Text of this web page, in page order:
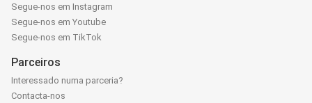
Segue-nos em Instagram
Segue-nos em Youtube
Segue-nos em TikTok
Parceiros
Interessado numa parceria?
Contacta-nos